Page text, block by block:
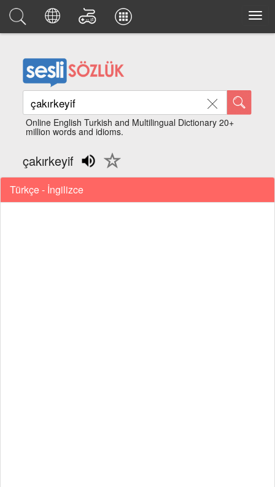
Online English Turkish and Multilingual Dictionary 20+
million words and idioms.
çakırkeyif
Türkçe - İngilizce